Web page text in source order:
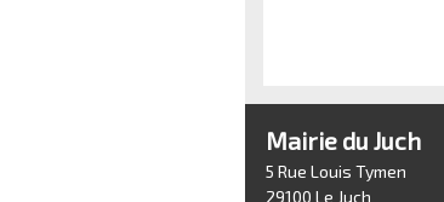
Mairie du Juch
5 Rue Louis Tymen
29100 Le Juch